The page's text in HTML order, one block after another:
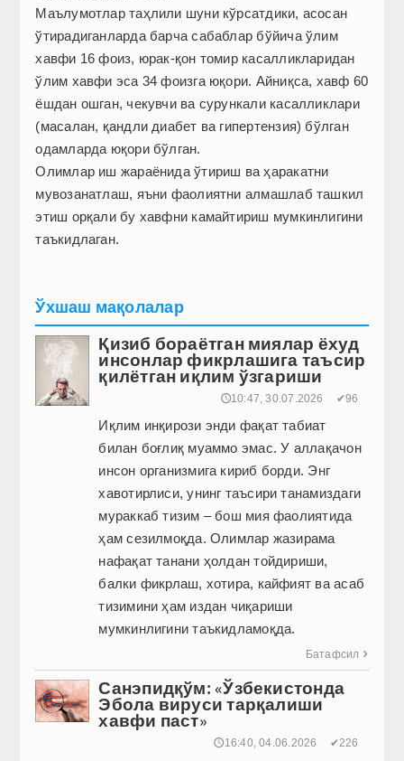
Маълумотлар таҳлили шуни кўрсатдики, асосан
ўтирадиганларда барча сабаблар бўйича ўлим
хавфи 16 фоиз, юрак-қон томир касалликларидан
ўлим хавфи эса 34 фоизга юқори. Айниқса, хавф 60
ёшдан ошган, чекувчи ва сурункали касалликлари
(масалан, қандли диабет ва гипертензия) бўлган
одамларда юқори бўлган.
Олимлар иш жараёнида ўтириш ва ҳаракатни
мувозанатлаш, яъни фаолиятни алмашлаб ташкил
этиш орқали бу хавфни камайтириш мумкинлигини
таъкидлаган.
Ўхшаш мақолалар
Қизиб бораётган миялар ёхуд
инсонлар фикрлашига таъсир
қилётган иқлим ўзгариши
🕔10:47, 30.07.2026 ✔96
Иқлим инқирози энди фақат табиат
билан боғлиқ муаммо эмас. У аллақачон
инсон организмига кириб борди. Энг
хавотирлиси, унинг таъсири танамиздаги
мураккаб тизим – бош мия фаолиятида
ҳам сезилмоқда. Олимлар жазирама
нафақат танани ҳолдан тойдириши,
балки фикрлаш, хотира, кайфият ва асаб
тизимини ҳам издан чиқариши
мумкинлигини таъкид­ламоқда.
Батафсил 
Санэпидқўм: «Ўзбекистонда
Эбола вируси тарқалиши
хавфи паст»
🕔16:40, 04.06.2026 ✔226